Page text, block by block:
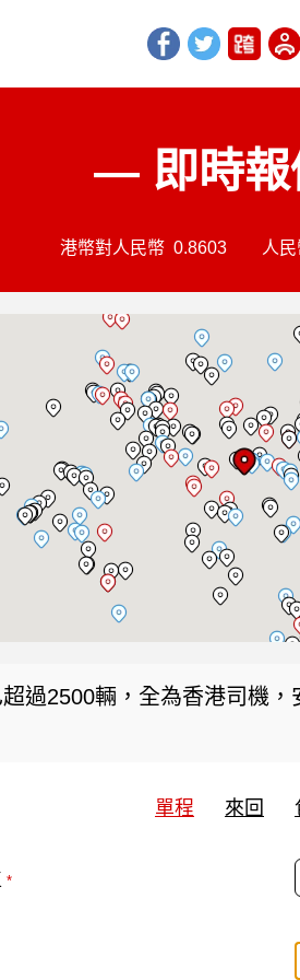
— 即時
港幣對人民幣 0.8603 人民
過2500輛，全為香港司機，
單程 來回
*